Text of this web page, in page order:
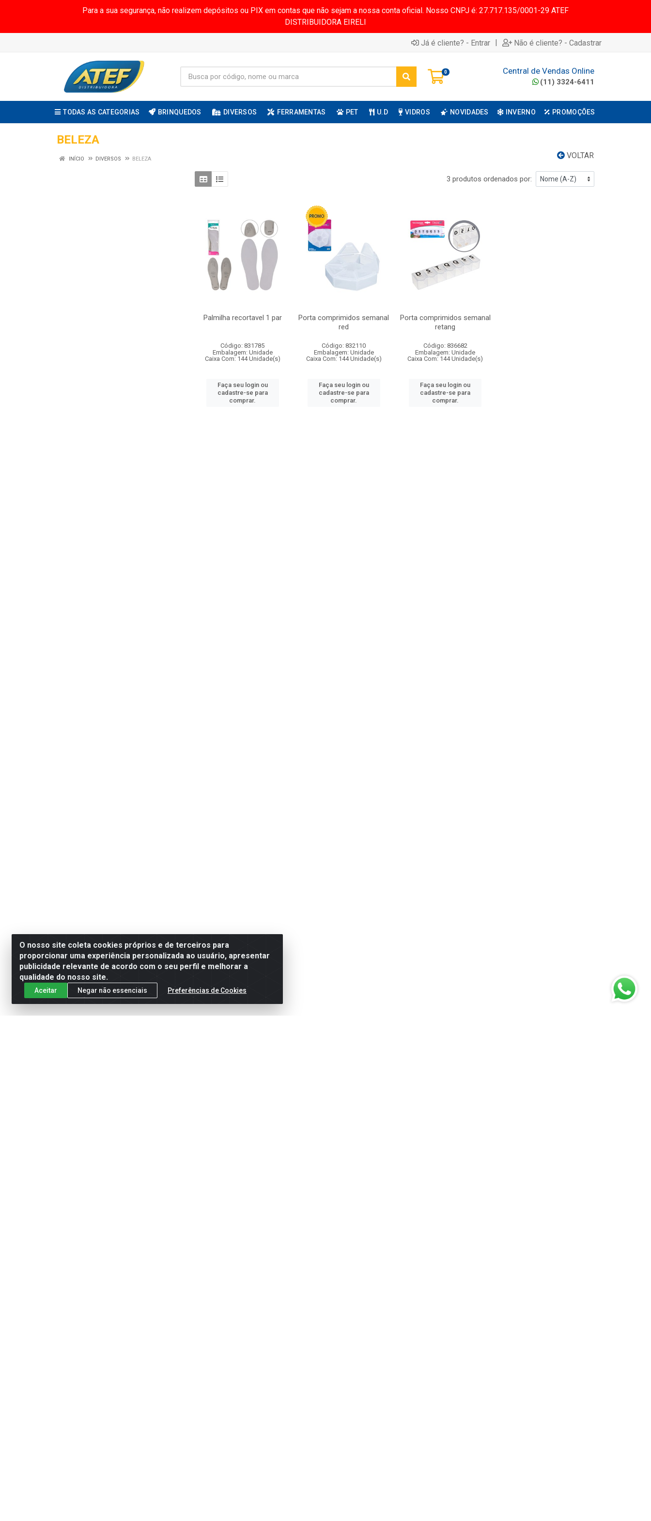
Para a sua segurança, não realizem depósitos ou PIX em contas que não sejam a nossa conta oficial. Nosso CNPJ é: 27.717.135/0001-29 ATEF
DISTRIBUIDORA EIRELI
Já é cliente? - Entrar | Não é cliente? - Cadastrar
0 Central de Vendas Online
(11) 3324-6411
TODAS AS CATEGORIAS BRINQUEDOS DIVERSOS FERRAMENTAS PET U.D VIDROS NOVIDADES INVERNO PROMOÇÕES
BELEZA
VOLTAR
INÍCIO DIVERSOS BELEZA
3 produtos ordenados por:
Palmilha recortavel 1 par
Código: 831785
Embalagem: Unidade
Caixa Com: 144 Unidade(s)
Faça seu login ou
cadastre-se para
comprar.
Porta comprimidos semanal
red
Código: 832110
Embalagem: Unidade
Caixa Com: 144 Unidade(s)
Faça seu login ou
cadastre-se para
comprar.
Porta comprimidos semanal
retang
Código: 836682
Embalagem: Unidade
Caixa Com: 144 Unidade(s)
Faça seu login ou
cadastre-se para
comprar.
O nosso site coleta cookies próprios e de terceiros para
proporcionar uma experiência personalizada ao usuário, apresentar
publicidade relevante de acordo com o seu perfil e melhorar a
qualidade do nosso site.
Aceitar Negar não essenciais Preferências de Cookies